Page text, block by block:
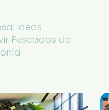
Ideas
Pescados de